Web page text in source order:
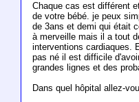
Chaque cas est différent
de votre bébé. je peux
de 3ans et demi qui était
à merveille mais il a tout
interventions cardiaques.
pas né il est difficile
grandes lignes et des
Dans quel hôpital allez-